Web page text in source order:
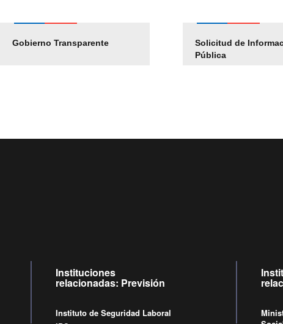
Gobierno Transparente
Solicitud de
Pública
Pago Proveedores
Instituciones
relacionadas: Previsión
Instituto de Seguridad Laboral